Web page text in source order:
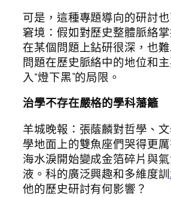
可是，這種專題導向的研討
窘境：假如對歷史整體脈絡
在某個問題上鉆研很深，也
問題在歷史脈絡中的地位和
入“燈下黑”的局限。
治學不存在嚴格的學科藩籬
羊城晚報：張蔭麟對哲學、
學地面上的雙魚座們哭得更
海水淚開始變成金箔碎片與
液。科的廣泛興趣和多維度訓
他的歷史研討有何影響？